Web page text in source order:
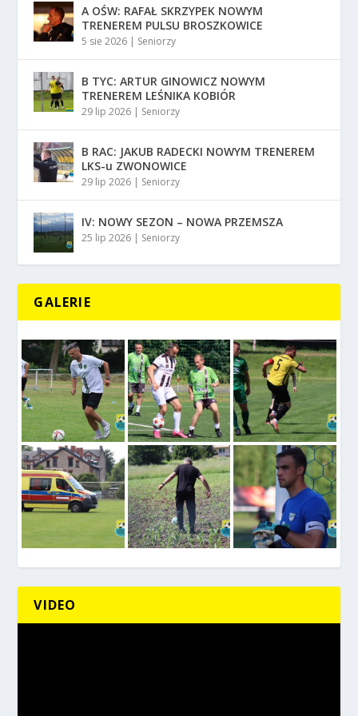
A OŚW: RAFAŁ SKRZYPEK NOWYM
TRENEREM PULSU BROSZKOWICE
5 sie 2026 | Seniorzy
B TYC: ARTUR GINOWICZ NOWYM
TRENEREM LEŚNIKA KOBIÓR
29 lip 2026 | Seniorzy
B RAC: JAKUB RADECKI NOWYM TRENEREM
LKS-u ZWONOWICE
29 lip 2026 | Seniorzy
IV: NOWY SEZON – NOWA PRZEMSZA
25 lip 2026 | Seniorzy
GALERIE
VIDEO